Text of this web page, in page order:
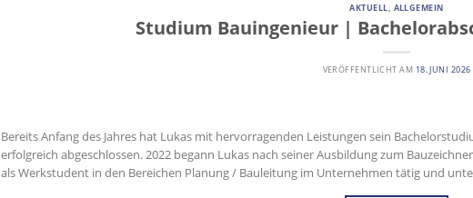
AKTUELL, ALLGEMEIN
Studium Bauingenieur |
VERÖFFENTLICHT AM 18. JUNI 2026
Bereits Anfang des Jahres hat Lukas mit hervorragenden Leistungen sein
erfolgreich abgeschlossen. 2022 begann Lukas nach seiner Ausbildung zum
als Werkstudent in den Bereichen Planung / Bauleitung im Unternehmen tätig und